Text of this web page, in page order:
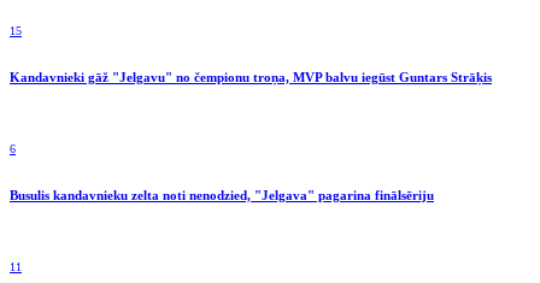
15
Kandavnieki gāž "Jelgavu" no čempionu troņa, MVP balvu iegūst Guntars Strāķis
6
Busulis kandavnieku zelta noti nenodzied, "Jelgava" pagarina finālsēriju
11